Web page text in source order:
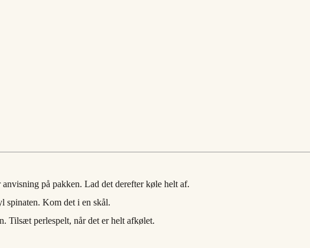
anvisning på pakken. Lad det derefter køle helt af.
spinaten. Kom det i en skål.
Tilsæt perlespelt, når det er helt afkølet.